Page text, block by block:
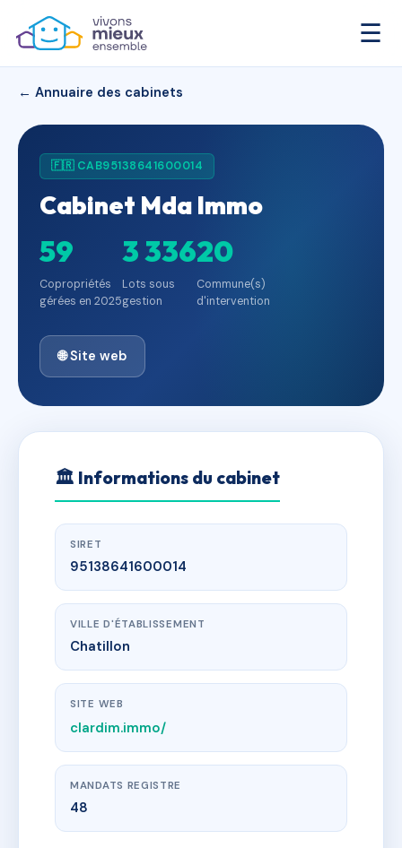
☰
← Annuaire des cabinets
🇫🇷 CAB95138641600014
Cabinet Mda Immo
59
Copropriétés
gérées en 2025
3 336
Lots sous
gestion
20
Commune(s)
d'intervention
🌐 Site web
🏛 Informations du cabinet
SIRET
95138641600014
VILLE D'ÉTABLISSEMENT
Chatillon
SITE WEB
clardim.immo/
MANDATS REGISTRE
48